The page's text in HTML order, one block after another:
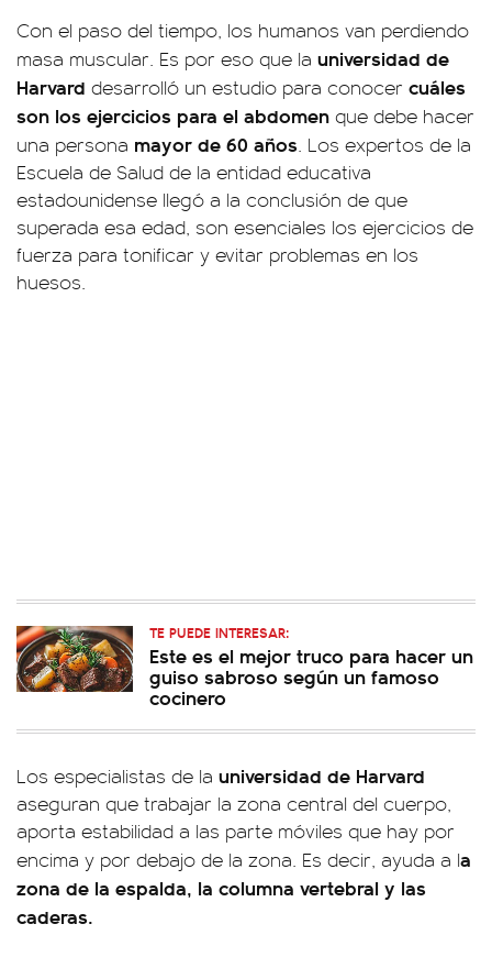
Con el paso del tiempo, los humanos van perdiendo
masa muscular. Es por eso que la universidad de
Harvard desarrolló un estudio para conocer cuáles
son los ejercicios para el abdomen que debe hacer
una persona mayor de 60 años. Los expertos de la
Escuela de Salud de la entidad educativa
estadounidense llegó a la conclusión de que
superada esa edad, son esenciales los ejercicios de
fuerza para tonificar y evitar problemas en los
huesos.
TE PUEDE INTERESAR:
Este es el mejor truco para hacer un
guiso sabroso según un famoso
cocinero
Los especialistas de la universidad de Harvard
aseguran que trabajar la zona central del cuerpo,
aporta estabilidad a las parte móviles que hay por
encima y por debajo de la zona. Es decir, ayuda a la
zona de la espalda, la columna vertebral y las
caderas.